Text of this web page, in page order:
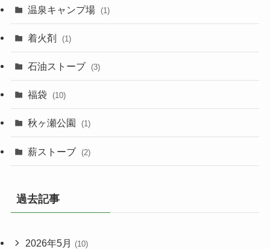
温泉キャンプ場 (1)
着火剤 (1)
石油ストーブ (3)
福袋 (10)
秋ヶ瀬公園 (1)
薪ストーブ (2)
過去記事
2026年5月 (10)